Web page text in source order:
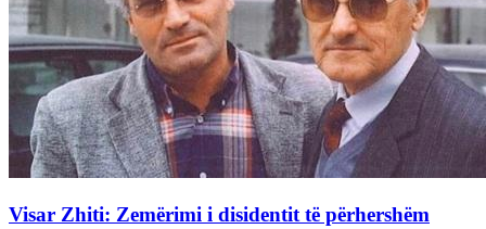
Visar Zhiti: Zemërimi i disidentit të përhershëm